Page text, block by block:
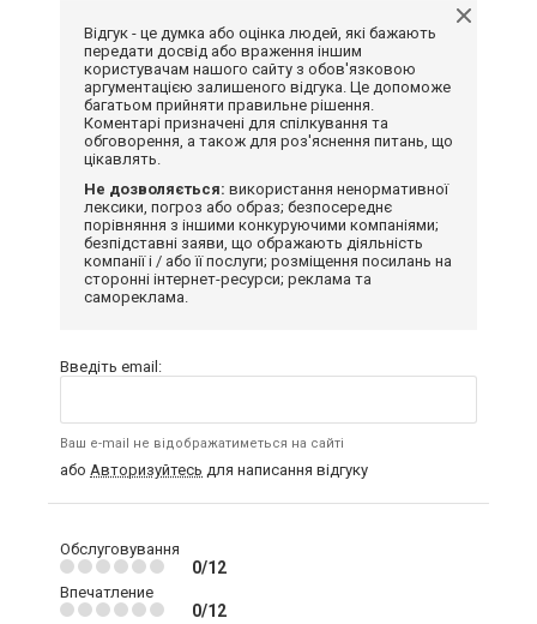
Відгук - це думка або оцінка людей, які бажають
передати досвід або враження іншим
користувачам нашого сайту з обов'язковою
аргументацією залишеного відгука. Це допоможе
багатьом прийняти правильне рішення.
Коментарі призначені для спілкування та
обговорення, а також для роз'яснення питань, що
цікавлять.
Не дозволяється: використання ненормативної
лексики, погроз або образ; безпосереднє
порівняння з іншими конкуруючими компаніями;
безпідставні заяви, що ображають діяльність
компанії і / або її послуги; розміщення посилань на
сторонні інтернет-ресурси; реклама та
самореклама.
Введіть email:
Ваш e-mail не відображатиметься на сайті
або Авторизуйтесь для написання відгуку
Обслуговування
0/12
Впечатление
0/12